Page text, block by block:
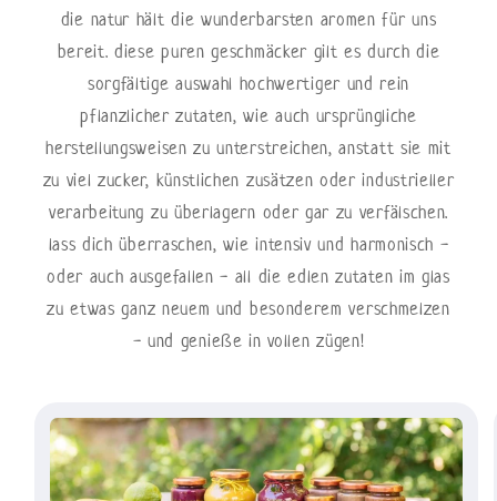
die natur hält die wunderbarsten aromen für uns
bereit. diese puren geschmäcker gilt es durch die
sorgfältige auswahl hochwertiger und rein
pflanzlicher zutaten, wie auch ursprüngliche
herstellungsweisen zu unterstreichen, anstatt sie mit
zu viel zucker, künstlichen zusätzen oder industrieller
verarbeitung zu überlagern oder gar zu verfälschen.
lass dich überraschen, wie intensiv und harmonisch -
oder auch ausgefallen - all die edlen zutaten im glas
zu etwas ganz neuem und besonderem verschmelzen
- und genieße in vollen zügen!